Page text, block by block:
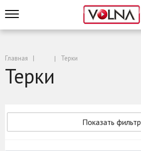
Главная Терки
Терки
Показать фильтр